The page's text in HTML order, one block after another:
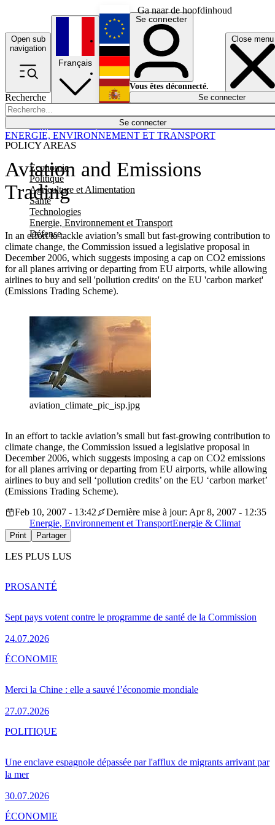
Ga naar de hoofdinhoud
Open sub
navigation
Close menu
Recherche
Se connecter
POLICY AREAS
Economie
Politique
Agriculture et Alimentation
Santé
Technologies
Energie, Environnement et Transport
Défense
Économie
Français
English
Deutsch
Español
Se connecter
Vous êtes déconnecté.
Se connecter
Aviation and Emissions
Trading
In an effort to tackle aviation’s small but fast-growing contribution to
climate change, the Commission issued a legislative proposal in
December 2006, which suggests imposing a cap on CO2 emissions
for all planes arriving or departing from EU airports, while allowing
airlines to buy and sell 'pollution credits' on the EU 'carbon market'
(Emissions Trading Scheme).
ENERGIE, ENVIRONNEMENT ET TRANSPORT
aviation_climate_pic_isp.jpg
In an effort to tackle aviation’s small but fast-growing contribution to
climate change, the Commission issued a legislative proposal in
December 2006, which suggests imposing a cap on CO2 emissions
for all planes arriving or departing from EU airports, while allowing
airlines to buy and sell ‘pollution credits’ on the EU ‘carbon market’
(Emissions Trading Scheme).
Feb 10, 2007 - 13:42
Dernière mise à jour: Apr 8, 2007 - 12:35
Energie, Environnement et TransportEnergie & Climat
Print Partager
LES PLUS LUS
Sept pays votent contre le programme de santé de la Commission
24.07.2026
PROSANTÉ
Merci la Chine : elle a sauvé l’économie mondiale
27.07.2026
ÉCONOMIE
Une enclave espagnole dépassée par l'afflux de migrants arrivant par
la mer
30.07.2026
POLITIQUE
ÉCONOMIE